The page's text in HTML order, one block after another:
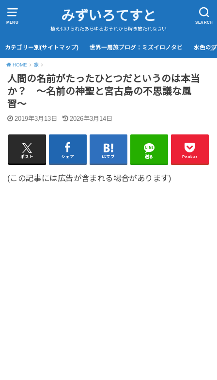
MENU SEARCH
みずいろてすと
植え付けられたあらゆるおそれから解き放たれなさい
カテゴリー別(サイトマップ) 世界一周旅ブログ：ミズイロノタビ 水色の
HOME 旅
人間の名前がたったひとつだというのは本当
か？ 〜名前の神聖と宮古島の不思議な風
習〜
2019年3月13日 2026年3月14日
ポスト シェア はてブ 送る Pocket
(この記事には広告が含まれる場合があります)